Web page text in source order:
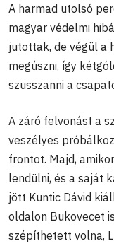
A harmad utolsó
magyar védelmi
jutottak, de végül a
megúszni, így
szusszanni a
A záró felvonást a
veszélyes
frontot. Majd,
lendülni, és a saját
jött Kuntic Dávid
oldalon Bukovecet
szépíthetett volna,